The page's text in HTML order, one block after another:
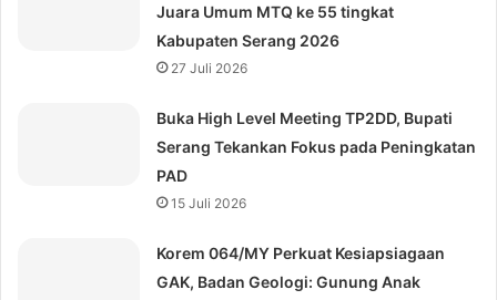
Juara Umum MTQ ke 55 tingkat
Kabupaten Serang 2026
27 Juli 2026
Buka High Level Meeting TP2DD, Bupati
Serang Tekankan Fokus pada Peningkatan
PAD
15 Juli 2026
Korem 064/MY Perkuat Kesiapsiagaan
GAK, Badan Geologi: Gunung Anak